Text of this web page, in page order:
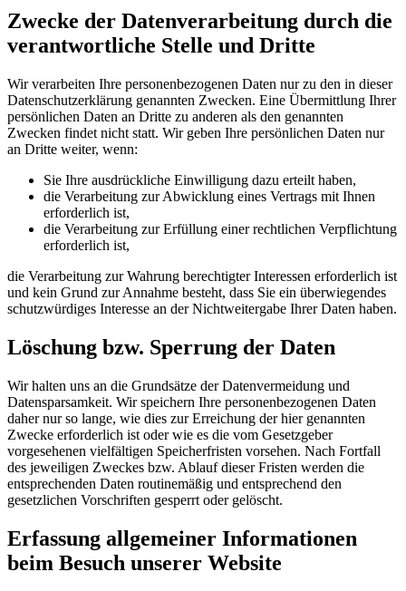
Zwecke der Datenverarbeitung durch die
verantwortliche Stelle und Dritte
Wir verarbeiten Ihre personenbezogenen Daten nur zu den in dieser
Datenschutzerklärung genannten Zwecken. Eine Übermittlung Ihrer
persönlichen Daten an Dritte zu anderen als den genannten
Zwecken findet nicht statt. Wir geben Ihre persönlichen Daten nur
an Dritte weiter, wenn:
Sie Ihre ausdrückliche Einwilligung dazu erteilt haben,
die Verarbeitung zur Abwicklung eines Vertrags mit Ihnen
erforderlich ist,
die Verarbeitung zur Erfüllung einer rechtlichen Verpflichtung
erforderlich ist,
die Verarbeitung zur Wahrung berechtigter Interessen erforderlich ist
und kein Grund zur Annahme besteht, dass Sie ein überwiegendes
schutzwürdiges Interesse an der Nichtweitergabe Ihrer Daten haben.
Löschung bzw. Sperrung der Daten
Wir halten uns an die Grundsätze der Datenvermeidung und
Datensparsamkeit. Wir speichern Ihre personenbezogenen Daten
daher nur so lange, wie dies zur Erreichung der hier genannten
Zwecke erforderlich ist oder wie es die vom Gesetzgeber
vorgesehenen vielfältigen Speicherfristen vorsehen. Nach Fortfall
des jeweiligen Zweckes bzw. Ablauf dieser Fristen werden die
entsprechenden Daten routinemäßig und entsprechend den
gesetzlichen Vorschriften gesperrt oder gelöscht.
Erfassung allgemeiner Informationen
beim Besuch unserer Website